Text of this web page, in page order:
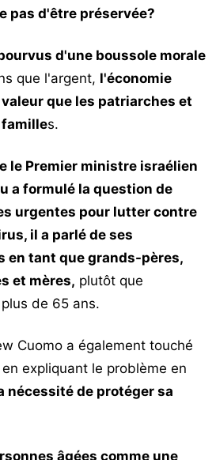
pas d'être préservée?
d'une boussole morale
que l'argent, l'économie
que les patriarches et
familles.
le Premier ministre israélien
a formulé la question de
urgentes pour lutter contre
il a parlé de ses
en tant que grands-pères,
et mères, plutôt que
de 65 ans.
Cuomo a également touché
expliquant le problème en
nécessité de protéger sa
âgées comme une